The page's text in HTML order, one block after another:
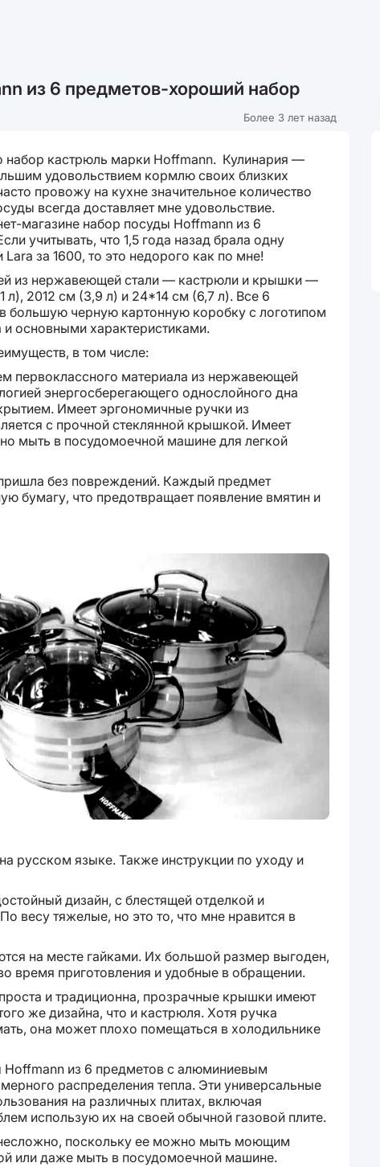
из 6 предметов-хороший набор
Более 3 лет назад
набор кастрюль марки Hoffmann. Кулинария —
удовольствием кормлю своих близких
провожу на кухне значительное количество
всегда доставляет мне удовольствие.
магазине набор посуды Hoffmann из 6
учитывать, что 1,5 года назад брала одну
за 1600, то это недорого как по мне!
из нержавеющей стали — кастрюли и крышки —
л), 2012 см (3,9 л) и 24*14 см (6,7 л). Все 6
большую черную картонную коробку с логотипом
основными характеристиками.
в том числе:
первоклассного материала из нержавеющей
энергосберегающего однослойного дна
Имеет эргономичные ручки из
с прочной стеклянной крышкой. Имеет
мыть в посудомоечной машине для легкой
без повреждений. Каждый предмет
бумагу, что предотвращает появление вмятин и
русском языке. Также инструкции по уходу и
дизайн, с блестящей отделкой и
весу тяжелые, но это то, что мне нравится в
на месте гайками. Их большой размер выгоден,
время приготовления и удобные в обращении.
и традиционна, прозрачные крышки имеют
же дизайна, что и кастрюля. Хотя ручка
она может плохо помещаться в холодильнике
из 6 предметов с алюминиевым
распределения тепла. Эти универсальные
на различных плитах, включая
использую их на своей обычной газовой плите.
поскольку ее можно мыть моющим
или даже мыть в посудомоечной машине.